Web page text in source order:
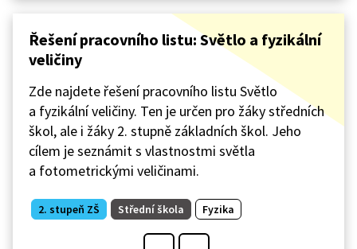
Řešení pracovního listu: Světlo a fyzikální
veličiny
Zde najdete řešení pracovního listu Světlo
a fyzikální veličiny. Ten je určen pro žáky středních
škol, ale i žáky 2. stupně základních škol. Jeho
cílem je seznámit s vlastnostmi světla
a fotometrickými veličinami.
2. stupeň ZŠ Střední škola Fyzika